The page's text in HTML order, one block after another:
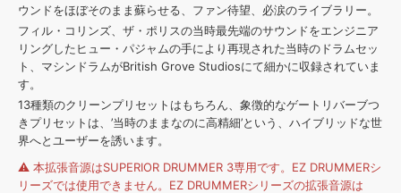
BGM »
次世代型ボーカル・エディタ
APS
SLS
ウンドをほぼそのまま蘇らせる、ファン待望、必涙のライブラリー。
フィル・コリンズ、ザ・ポリスの当時最先端のサウンドをエンジニア
リングしたヒュー・パジャムの手により再現された当時のドラムセッ
ト、マシンドラムがBritish Grove Studiosにて細かに収録されていま
す。
13種類のクリーンプリセットはもちろん、象徴的なゲートリバーブつ
きプリセットは、’当時のままなのに高精細’という、ハイブリッドな世
界へとユーザーを誘います。
⚠️ 本拡張音源はSUPERIOR DRUMMER 3専用です。EZ DRUMMERシ
リーズでは使用できません。EZ DRUMMERシリーズの拡張音源は